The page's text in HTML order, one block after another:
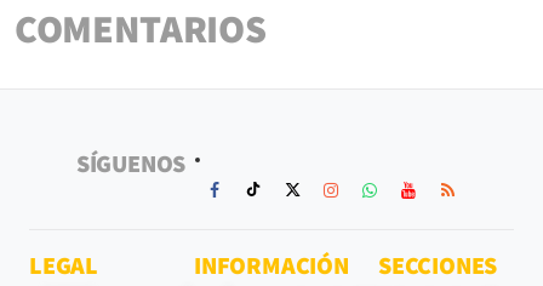
COMENTARIOS
SÍGUENOS
LEGAL INFORMACIÓN SECCIONES